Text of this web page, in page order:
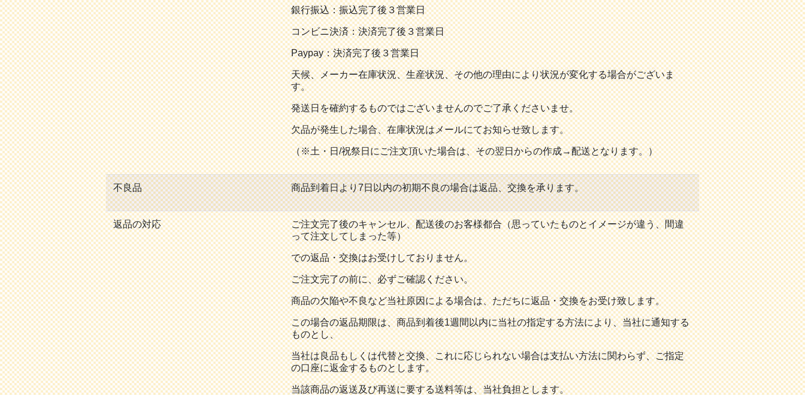
銀行振込：振込完了後３営業日
コンビニ決済：決済完了後３営業日
Paypay：決済完了後３営業日
天候、メーカー在庫状況、生産状況、その他の理由により状況が変化する場合がございま
す。
発送日を確約するものではございませんのでご了承くださいませ。
欠品が発生した場合、在庫状況はメールにてお知らせ致します。
（※土・日/祝祭日にご注文頂いた場合は、その翌日からの作成→配送となります。）
不良品 商品到着日より7日以内の初期不良の場合は返品、交換を承ります。
返品の対応
ご注文完了後のキャンセル、配送後のお客様都合（思っていたものとイメージが違う、間違
って注文してしまった等）
での返品・交換はお受けしておりません。
ご注文完了の前に、必ずご確認ください。
商品の欠陥や不良など当社原因による場合は、ただちに返品・交換をお受け致します。
この場合の返品期限は、商品到着後1週間以内に当社の指定する方法により、当社に通知する
ものとし、
当社は良品もしくは代替と交換、これに応じられない場合は支払い方法に関わらず、ご指定
の口座に返金するものとします。
当該商品の返送及び再送に要する送料等は、当社負担とします。